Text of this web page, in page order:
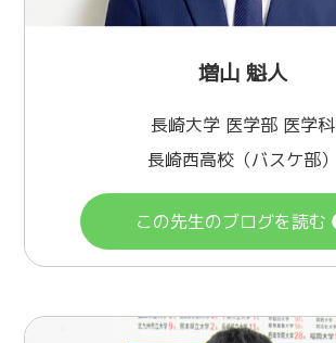
増山 魁人
長崎大学 医学部 医学科
長崎西高校（バスケ部）
この先生のブログを読む